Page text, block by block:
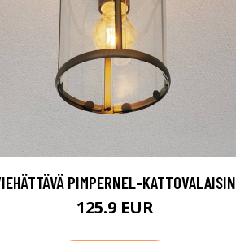
PIMPERNEL-KATTOVALAISIN
125.9 EUR